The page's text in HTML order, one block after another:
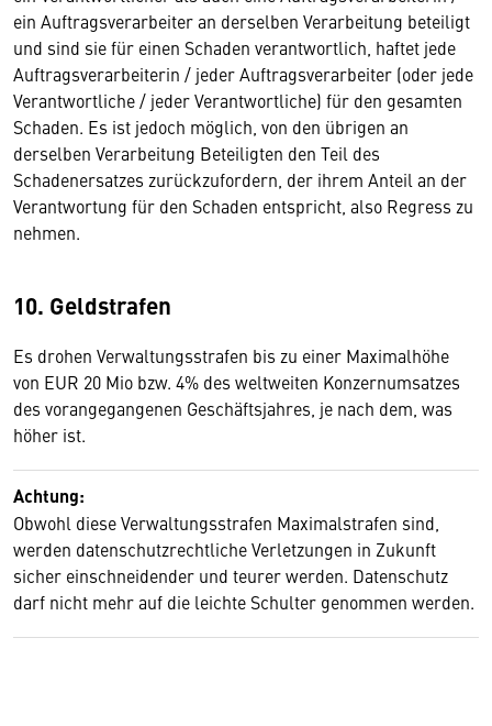
ein Auftragsverarbeiter an derselben Verarbeitung beteiligt
und sind sie für einen Schaden verantwortlich, haftet jede
Auftragsverarbeiterin / jeder Auftragsverarbeiter (oder jede
Verantwortliche / jeder Verantwortliche) für den gesamten
Schaden. Es ist jedoch möglich, von den übrigen an
derselben Verarbeitung Beteiligten den Teil des
Schadenersatzes zurückzufordern, der ihrem Anteil an der
Verantwortung für den Schaden entspricht, also Regress zu
nehmen.
10. Geldstrafen
Es drohen Verwaltungsstrafen bis zu einer Maximalhöhe
von EUR 20 Mio bzw. 4% des weltweiten Konzernumsatzes
des vorangegangenen Geschäftsjahres, je nach dem, was
höher ist.
Achtung:
Obwohl diese Verwaltungsstrafen Maximalstrafen sind,
werden datenschutzrechtliche Verletzungen in Zukunft
sicher einschneidender und teurer werden. Datenschutz
darf nicht mehr auf die leichte Schulter genommen werden.